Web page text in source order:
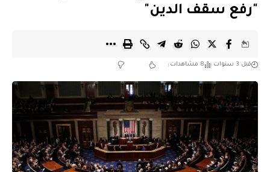
"رفع سقف الدين"
قبل 3 سنوات 8 مشاهدات